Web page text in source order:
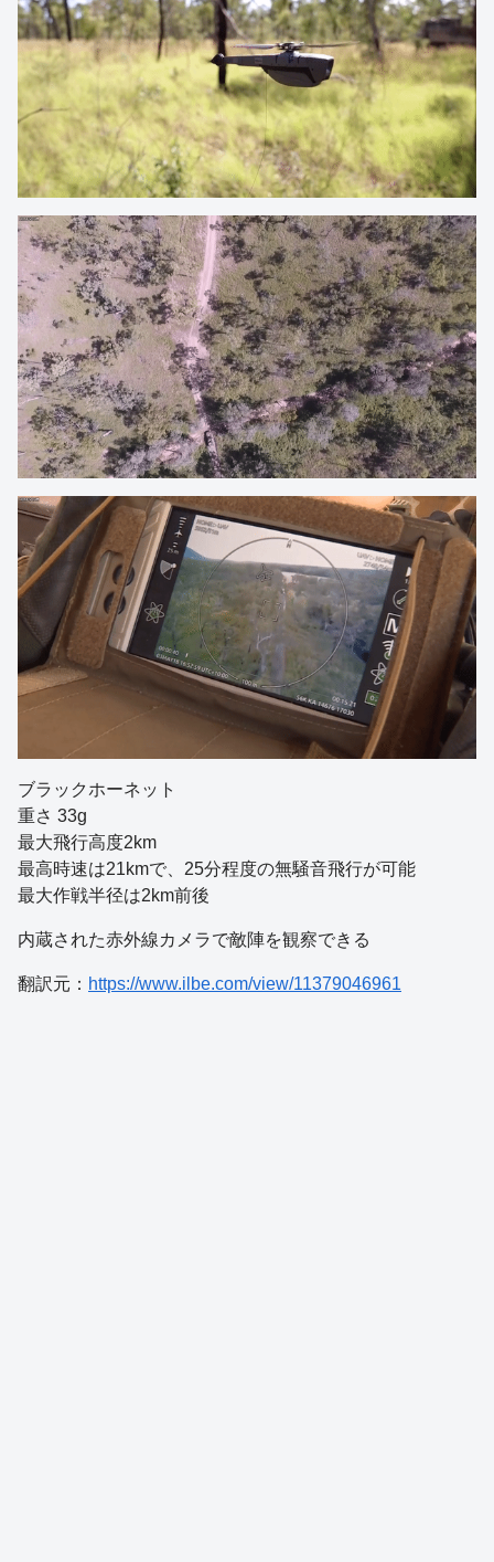
ブラックホーネット
重さ 33g
最大飛行高度2km
最高時速は21kmで、25分程度の無騒音飛行が可能
最大作戦半径は2km前後
内蔵された赤外線カメラで敵陣を観察できる
翻訳元： https://www.ilbe.com/view/11379046961